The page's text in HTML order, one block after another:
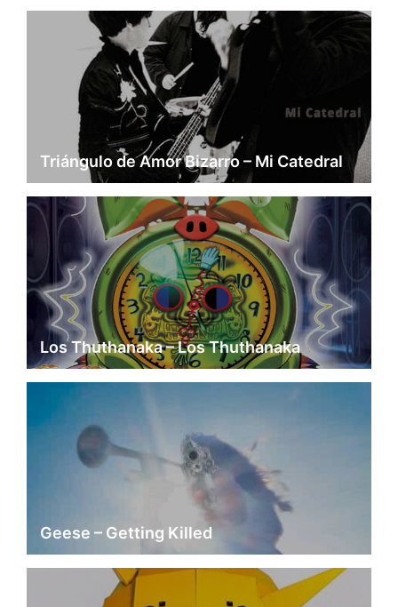
Triángulo de Amor Bizarro – Mi Catedral
Los Thuthanaka – Los Thuthanaka
Geese – Getting Killed